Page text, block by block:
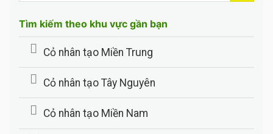
Tìm kiếm theo khu vực gần bạn
Cỏ nhân tạo Miền Trung
Cỏ nhân tạo Tây Nguyên
Cỏ nhân tạo Miền Nam